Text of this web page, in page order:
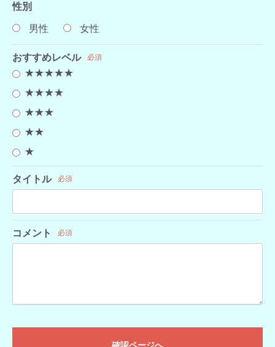
性別
男性
女性
おすすめレベル 必須
★★★★★
★★★★
★★★
★★
★
タイトル 必須
コメント 必須